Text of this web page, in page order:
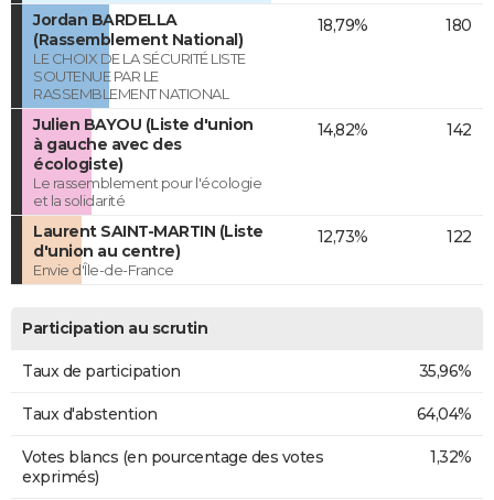
Jordan BARDELLA
(Rassemblement National)
LE CHOIX DE LA SÉCURITÉ LISTE
SOUTENUE PAR LE
RASSEMBLEMENT NATIONAL
18,79% 180
Julien BAYOU (Liste d'union
à gauche avec des
écologiste)
Le rassemblement pour l'écologie
et la solidarité
14,82% 142
Laurent SAINT-MARTIN (Liste
d'union au centre)
Envie d'Île-de-France
12,73% 122
Participation au scrutin
Taux de participation 35,96%
Taux d'abstention 64,04%
Votes blancs (en pourcentage des votes
exprimés)
1,32%